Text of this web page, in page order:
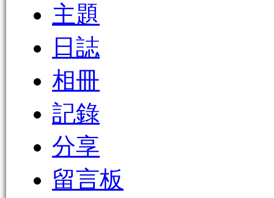
主題
日誌
相冊
記錄
分享
留言板